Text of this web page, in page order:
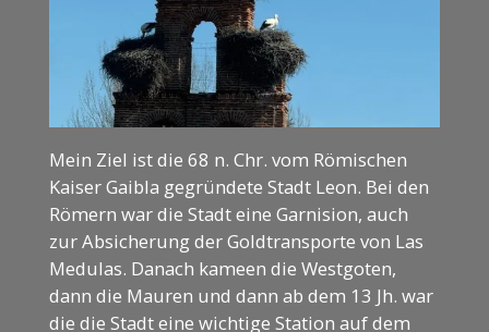
Mein Ziel ist die 68 n. Chr. vom Römischen
Kaiser Gaibla gegründete Stadt Leon. Bei den
Römern war die Stadt eine Garnision, auch
zur Absicherung der Goldtransporte von Las
Medulas. Danach kameen die Westgoten,
dann die Mauren und dann ab dem 13 Jh. war
die die Stadt eine wichtige Station auf dem